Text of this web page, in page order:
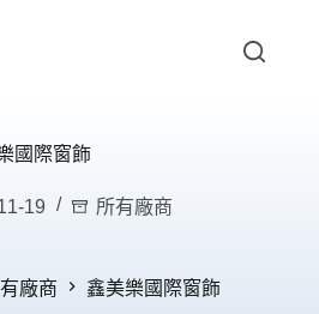
國際窗飾
19 所有廠商
廠商 鑫美樂國際窗飾